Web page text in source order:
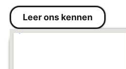
Leer ons kennen